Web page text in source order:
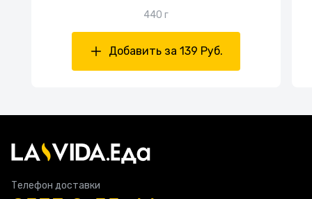
440 г
Добавить за 139 Руб.
Телефон доставки